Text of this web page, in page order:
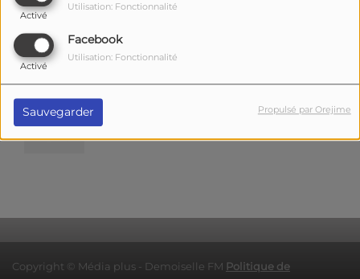
Activé
Utilisation: Fonctionnalité
Facebook
Activé
Utilisation: Fonctionnalité
Sauvegarder Propulsé par Orejime
Copyright © Média plus - Demoiselle FM Politique de